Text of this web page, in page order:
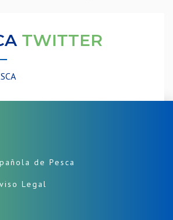
TWITTER
de Pesca
Legal